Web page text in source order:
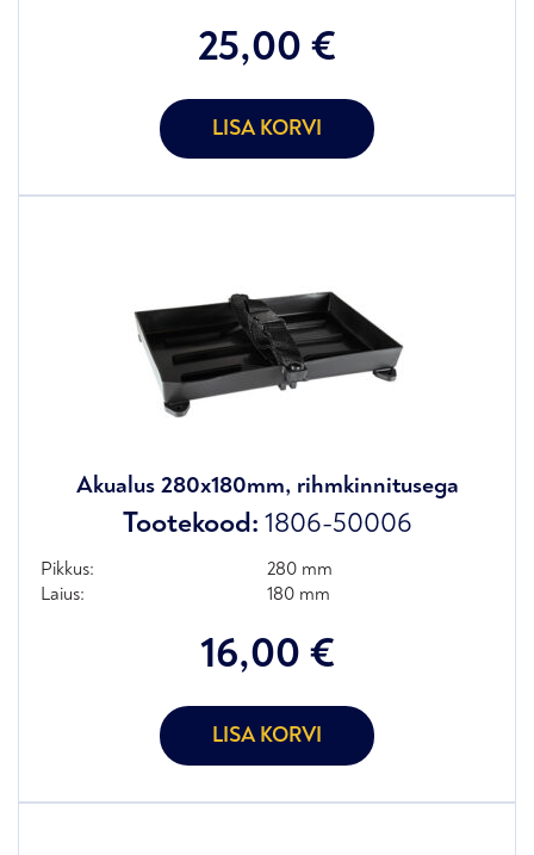
25,00 €
LISA KORVI
Akualus 280x180mm, rihmkinnitusega
Tootekood: 1806-50006
Pikkus:
280 mm
Laius:
180 mm
16,00 €
LISA KORVI